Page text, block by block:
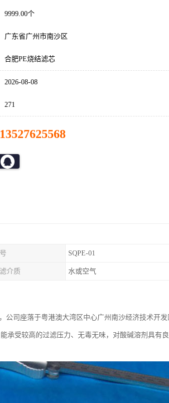
9999.00个
广东省广州市南沙区
合肥PE烧结滤芯
2026-08-08
271
13527625568
SQPE-01
介质 水或空气
司座落于粤港澳大湾区中心广州南沙经济技术开发
承受较高的过滤压力、无毒无味，对酸碱溶剂具有